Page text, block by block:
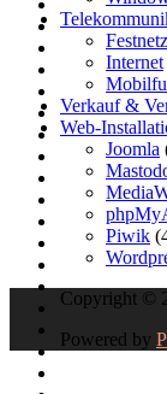
Festnetz
Internet
Verkauf &
Web-
Joomla
Piwik
Copyright ©
Powered by